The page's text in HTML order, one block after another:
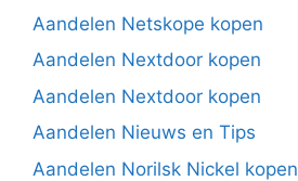
Aandelen Netskope kopen
Aandelen Nextdoor kopen
Aandelen Nextdoor kopen
Aandelen Nieuws en Tips
Aandelen Norilsk Nickel kopen